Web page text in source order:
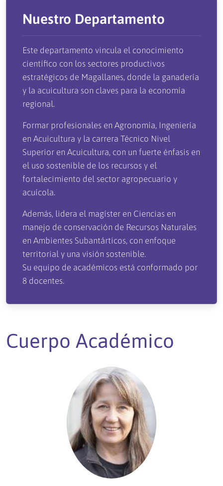
Nuestro Departamento
Este departamento vincula el conocimiento
científico con los sectores productivos
estratégicos de Magallanes, donde la ganadería
y la acuicultura son claves para la economía
regional.
Formar profesionales en Agronomía, Ingeniería
en Acuicultura y la carrera Técnico Nivel
Superior en Acuicultura, con un fuerte énfasis en
el uso sostenible de los recursos y el
fortalecimiento del sector agropecuario y
acuícola.
Además, lidera el magíster en Ciencias en
manejo de conservación de Recursos Naturales
en Ambientes Subantárticos, con enfoque
territorial y una visión sostenible.
Su equipo de académicos está conformado por
8 docentes.
Cuerpo Académico